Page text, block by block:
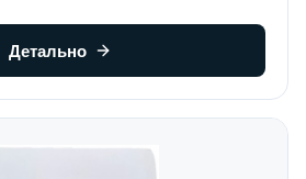
Детально